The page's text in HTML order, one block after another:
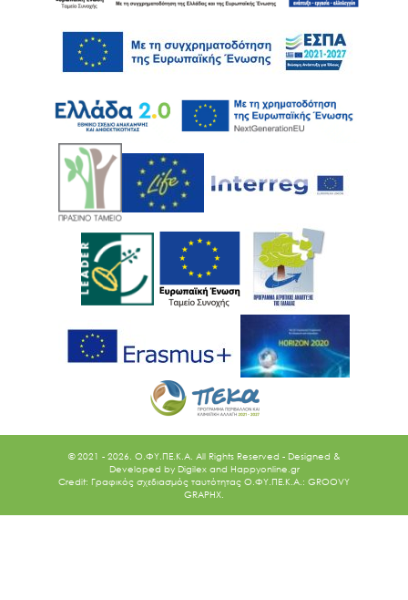
© 2021 - 2026. O.ΦΥ.ΠΕ.Κ.Α. All Rights Reserved - Designed &
Developed by Digilex and Happyonline.gr
Credit: Γραφικός σχεδιασμός ταυτότητας Ο.ΦΥ.ΠΕ.Κ.Α.: GROOVY
GRAPHX.